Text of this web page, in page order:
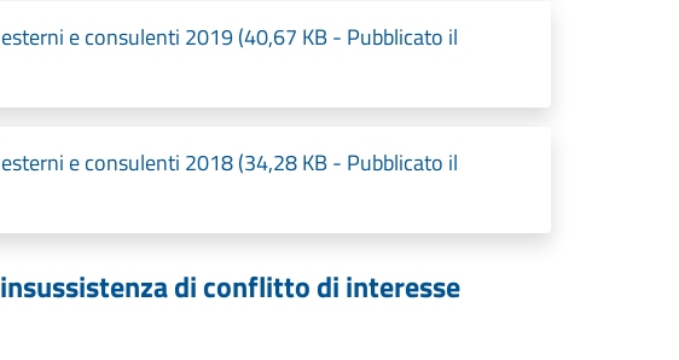
e consulenti 2019 (40,67 KB - Pubblicato il
e consulenti 2018 (34,28 KB - Pubblicato il
di conflitto di interesse